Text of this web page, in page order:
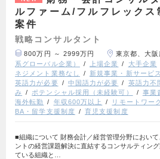
ルファーム/フルフレックス
案件
戦略コンサルタント
800万円 ～ 2999万円 東京都、大阪
系グローバル企業）
上場企業 大手企業
ネジメント業務なし
新規事業・新サービス
英語力が必要
中国語力が必要 英語力不
み
ポテンシャル採用（未経験可） 事業
海外転勤
年収600万以上 リモートワー
BA・留学支援制度
育児支援制度
■組織について 財務会計／経営管理分野において
ントの経営課題解決に直結するコンサルティン
ている組織と…